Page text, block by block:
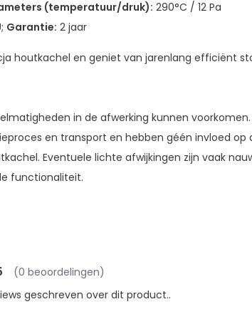
(temperatuur/druk): 290°C / 12 Pa
Garantie: 2 jaar
houtkachel en geniet van jarenlang efficiënt
in de afwerking kunnen
en transport en hebben géén invloed op
Eventuele lichte afwijkingen zijn vaak
functionaliteit.
(0 beoordelingen)
geschreven over dit product..